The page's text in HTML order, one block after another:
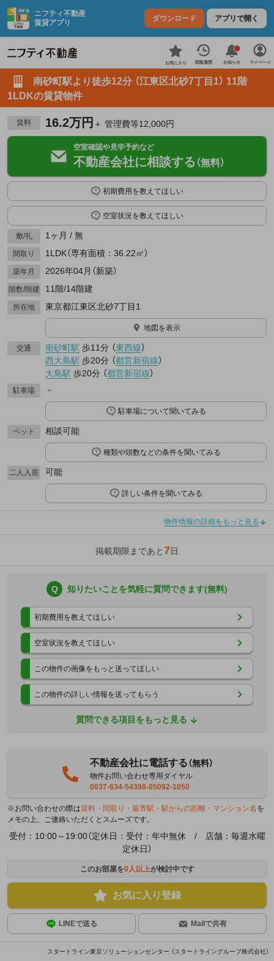
ニフティ不動産
賃貸アプリ
ダウンロード アプリで開く
お気に入り 閲覧履歴 お知らせ マイページ
南砂町駅より徒歩12分 （江東区北砂7丁目1） 11階
1LDKの賃貸物件
賃料 16.2万円 ＋ 管理費等12,000円
空室確認や見学予約など
不動産会社に相談する （無料）
初期費用を教えてほしい
空室状況を教えてほしい
敷/礼 1ヶ月 / 無
間取り 1LDK（専有面積：36.22㎡）
築年月 2026年04月（新築）
階数/階建 11階/14階建
所在地 東京都江東区北砂7丁目1
地図を表示
交通 南砂町駅 歩11分 （東西線）
西大島駅 歩20分 （都営新宿線）
大島駅 歩20分 （都営新宿線）
駐車場 －
駐車場について聞いてみる
ペット 相談可能
種類や頭数などの条件を聞いてみる
二人入居 可能
詳しい条件を聞いてみる
物件情報の詳細をもっと見る
掲載期限まであと7日
Q 知りたいことを気軽に質問できます(無料)
初期費用を教えてほしい
空室状況を教えてほしい
この物件の画像をもっと送ってほしい
この物件の詳しい情報を送ってもらう
質問できる項目をもっと見る
不動産会社に電話する（無料）
物件お問い合わせ専用ダイヤル
0037-634-54398-05092-1050
※お問い合わせの際は賃料・間取り・最寄駅・駅からの距離・マンション名 を
メモの上、ご連絡いただくとスムーズです。
受付：10:00～19:00（定休日：受付：年中無休 / 店舗：毎週水曜
定休日）
このお部屋を0人以上が検討中です
お気に入り登録
LINEで送る Mailで共有
スタートライン東京ソリューションセンター （スタートライングループ株式会社）